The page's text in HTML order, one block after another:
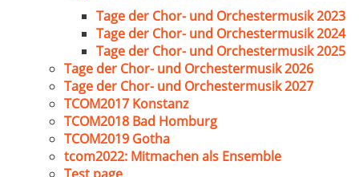
Tage der Chor- und Orchestermusik 2023
Tage der Chor- und Orchestermusik 2024
Tage der Chor- und Orchestermusik 2025
Tage der Chor- und Orchestermusik 2026
Tage der Chor- und Orchestermusik 2027
TCOM2017 Konstanz
TCOM2018 Bad Homburg
TCOM2019 Gotha
tcom2022: Mitmachen als Ensemble